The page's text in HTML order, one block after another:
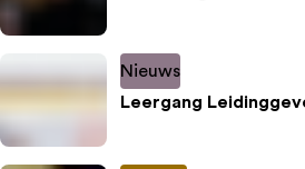
Nieuws
Leergang